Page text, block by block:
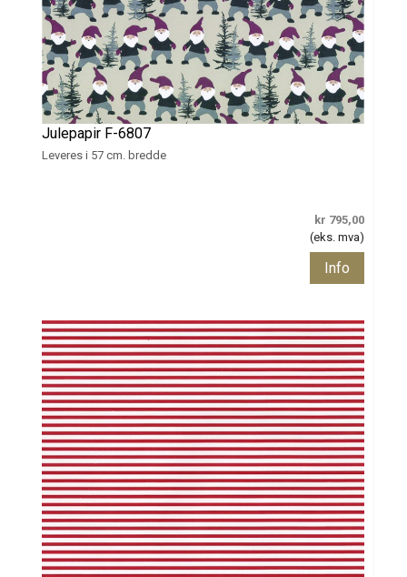
Julepapir F-6807
Leveres i 57 cm. bredde
kr 795,00
(eks. mva)
Info